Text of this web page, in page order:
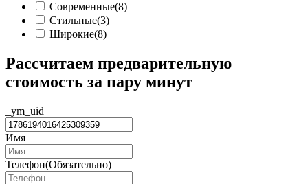
Современные(8)
Стильные(3)
Широкие(8)
Рассчитаем предварительную
стоимость за пару минут
_ym_uid
Имя
Телефон(Обязательно)